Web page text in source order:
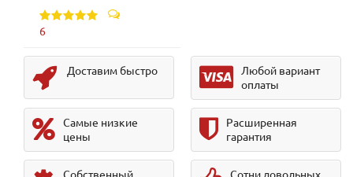
6
Доставим быстро
Любой вариант
оплаты
Самые низкие
цены
Расширенная
гарантия